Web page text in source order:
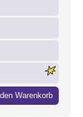
den Warenkorb